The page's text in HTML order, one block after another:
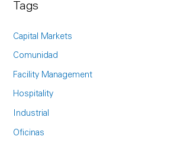
c
:
Tags
Capital Markets
Comunidad
Facility Management
Hospitality
Industrial
Oficinas